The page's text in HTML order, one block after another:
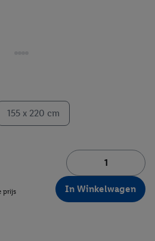
155 x 220 cm
prijs
In Winkelwagen